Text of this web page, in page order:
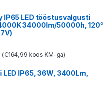
IP65 LED tööstusvalgusti
34000lm/50000h, 120°
(€164,99 koos KM-ga)
LED IP65, 36W, 3400Lm,